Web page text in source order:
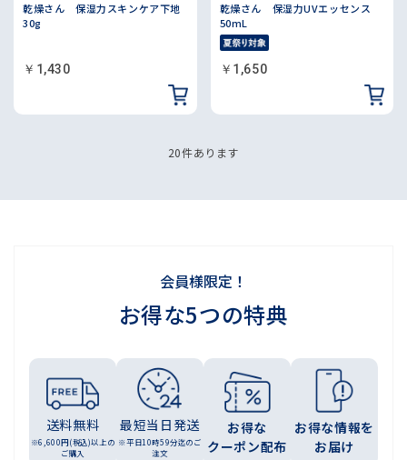
乾燥さん 保湿力スキンケア下地
30g
￥1,430
乾燥さん 保湿力UVエッセンス
50mL
￥1,650
20件あります
会員様限定！
お得な5つの特典
送料無料
※6,600円(税込)以上の
ご購入
最短当日発送
※平日10時59分迄のご
注文
お得な
クーポン配布
お得な情報を
お届け